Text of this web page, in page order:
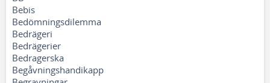
Bebis
Bedömningsdilemma
Bedrägeri
Bedrägerier
Bedragerska
Begåvningshandikapp